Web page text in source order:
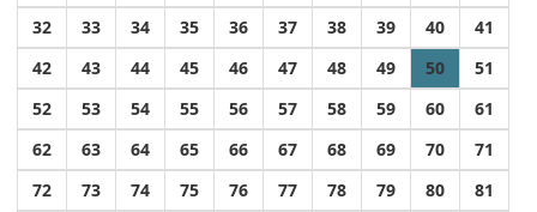
32
33 34 35 36 37 38 39 40
41
42
43 44 45 46 47 48 49 50
51
52
53 54 55 56 57 58 59 60
61
62
63 64 65 66 67 68 69 70
71
72
73 74 75 76 77 78 79 80
81